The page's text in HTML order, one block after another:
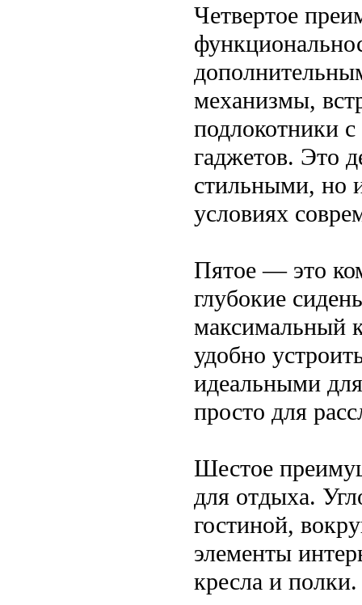
Четвертое
механизмы,
подлокотники
гаджетов. Это
стильными, но
условиях
Пятое — это
глубокие
максимальный
удобно
идеальными
просто для
Шестое
для отдыха.
гостиной,
элементы
кресла и